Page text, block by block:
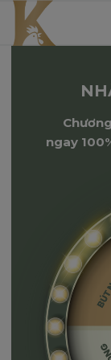
ngay